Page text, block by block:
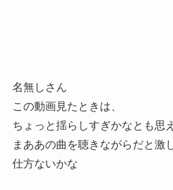
名無しさん
この動画見たときは、
ちょっと揺らしすぎかなとも思
まああの曲を聴きながらだと激
仕方ないかな